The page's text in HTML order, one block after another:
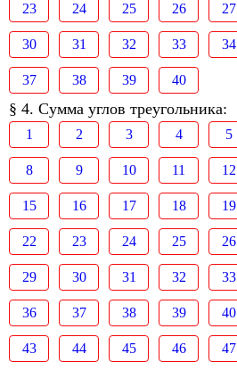
23 24 25 26 27
30 31 32 33 34
37 38 39 40
§ 4. Сумма углов треугольника:
1 2 3 4 5
8 9 10 11 12
15 16 17 18 19
22 23 24 25 26
29 30 31 32 33
36 37 38 39 40
43 44 45 46 47